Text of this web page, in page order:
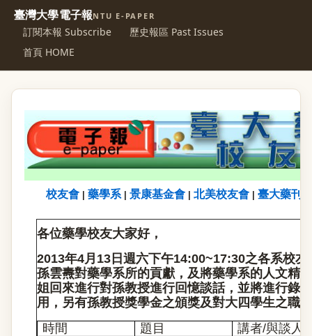
臺灣大學電子報NTU E-PAPER
訂閱本報 Subscribe
歷史報區 Past Issues
首頁 HOME
校友會 藥學系| 景康基金會 北美校友會 臺大藥刊
各位藥學校友大家好，
2013年4月13日週六下午14:00~17:30之各系校
孫雲燾對藥學系所的貢獻，及將藥學系的人文精
姐回來進行對孫教授進行回憶談話，並將進行錄
用，另有孫教授獎學金之頒獎及對大四學生之職
時間
題目
講者/與談人